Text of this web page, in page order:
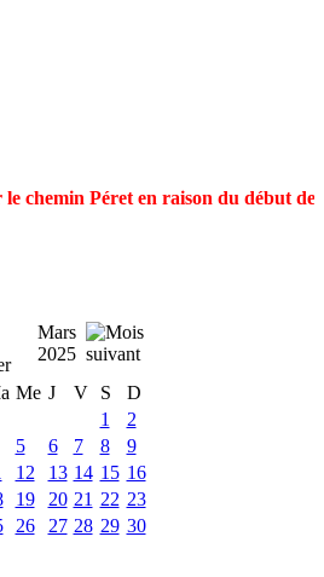
chemin Péret en raison du début
Mars
2025
Me J V S
D
1
2
5 6 7 8
9
12 13 14 15 16
19 20 21 22 23
26 27 28 29 30